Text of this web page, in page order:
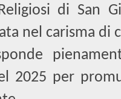
di San
nel carisma di
2025 per